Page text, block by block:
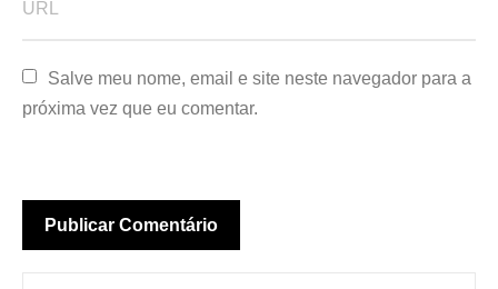
Salve meu nome, email e site neste navegador para a
próxima vez que eu comentar.